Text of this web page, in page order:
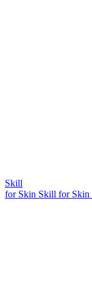
Skill
for Skin Skill for Skin